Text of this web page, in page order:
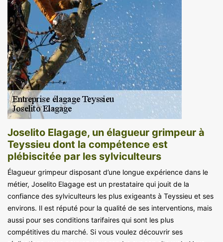
Joselito Elagage, un élagueur grimpeur à
Teyssieu dont la compétence est
plébiscitée par les sylviculteurs
Élagueur grimpeur disposant d’une longue expérience dans le
métier, Joselito Elagage est un prestataire qui jouit de la
confiance des sylviculteurs les plus exigeants à Teyssieu et ses
environs. Il est réputé pour la qualité de ses interventions, mais
aussi pour ses conditions tarifaires qui sont les plus
compétitives du marché. Si vous voulez découvrir ses